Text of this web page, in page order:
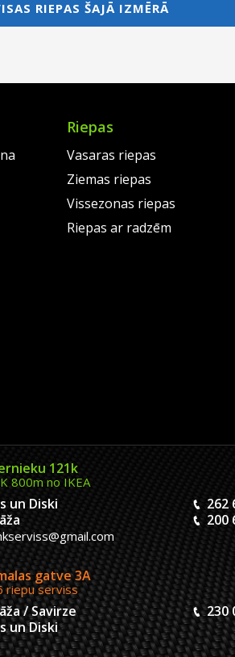
was:
priceRIEPAS ŠAJĀ IZMĒRĀ
Riepas
Vasaras riepas
Ziemas riepas
Vissezonas riepas
Riepas ar radzēm
121k
800m no IKEA
un Diski
262
200
gatve 3A
riepu serviss
/ Savirze
230
un Diski